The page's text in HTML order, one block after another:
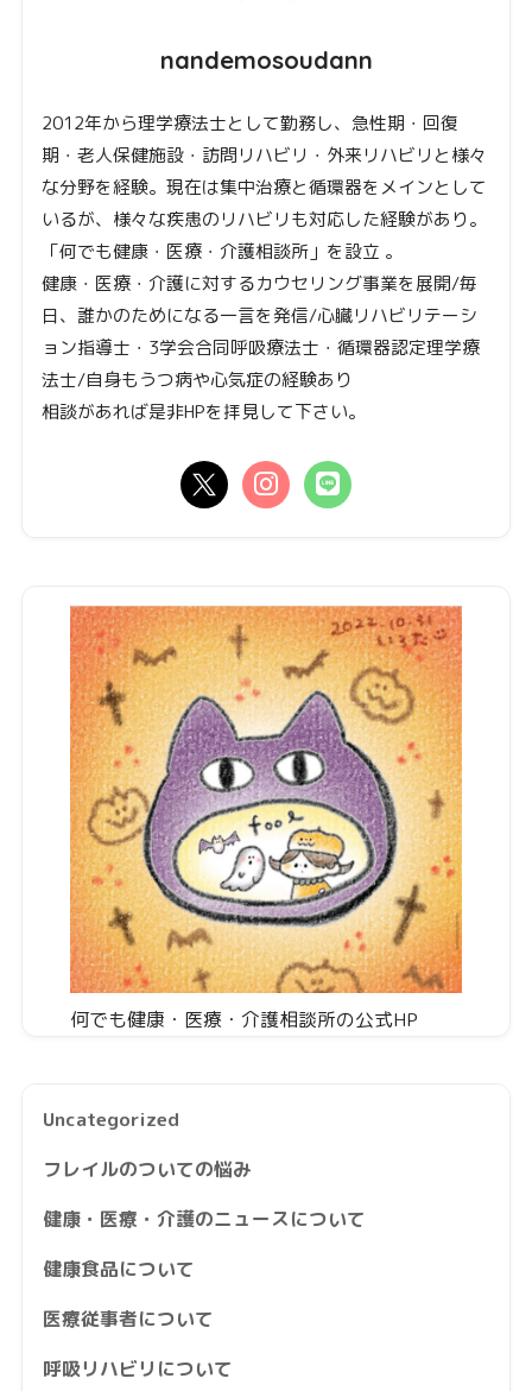
nandemosoudann
2012年から理学療法士として勤務し、急性期・回復
期・老人保健施設・訪問リハビリ・外来リハビリと様々
な分野を経験。現在は集中治療と循環器をメインとして
いるが、様々な疾患のリハビリも対応した経験があり。
「何でも健康・医療・介護相談所」を設立 。
健康・医療・介護に対するカウセリング事業を展開/毎
日、誰かのためになる一言を発信/心臓リハビリテーシ
ョン指導士・3学会合同呼吸療法士・循環器認定理学療
法士/自身もうつ病や心気症の経験あり
相談があれば是非HPを拝見して下さい。
何でも健康・医療・介護相談所の公式HP
Uncategorized
フレイルのついての悩み
健康・医療・介護のニュースについて
健康食品について
医療従事者について
呼吸リハビリについて